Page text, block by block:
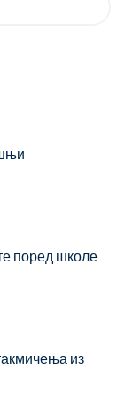
поред школе
из